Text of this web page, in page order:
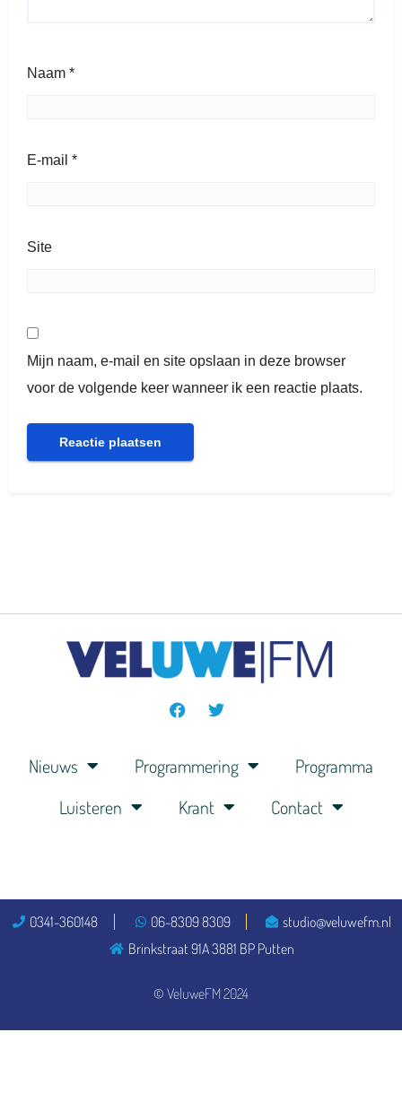
Naam *
E-mail *
Site
Mijn naam, e-mail en site opslaan in deze browser
voor de volgende keer wanneer ik een reactie plaats.
Nieuws Programmering
Programma
Luisteren
Krant Contact
© VeluweFM 2024
0341-360148 06-8309 8309
studio@veluwefm.nl
Brinkstraat 91A 3881 BP Putten